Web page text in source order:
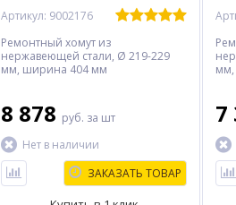
Артикул: 9002176
Ремонтный хомут из
нержавеющей стали, Ø 219-229
мм, ширина 404 мм
8 878 руб. за шт
Нет в наличии
ЗАКАЗАТЬ ТОВАР
7